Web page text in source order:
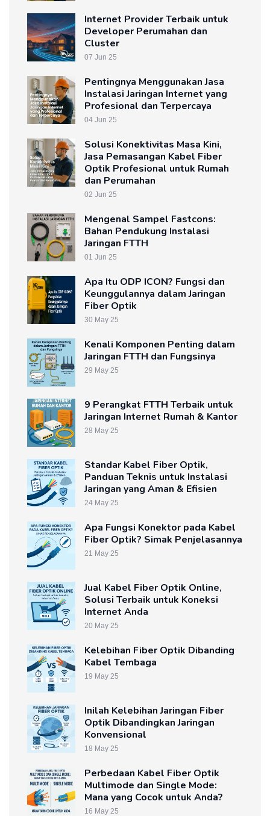
Internet Provider Terbaik untuk
Developer Perumahan dan
Cluster
07 Jun 25
Pentingnya Menggunakan Jasa
Instalasi Jaringan Internet yang
Profesional dan Terpercaya
04 Jun 25
Solusi Konektivitas Masa Kini,
Jasa Pemasangan Kabel Fiber
Optik Profesional untuk Rumah
dan Perumahan
02 Jun 25
Mengenal Sampel Fastcons:
Bahan Pendukung Instalasi
Jaringan FTTH
01 Jun 25
Apa Itu ODP ICON? Fungsi dan
Keunggulannya dalam Jaringan
Fiber Optik
30 May 25
Kenali Komponen Penting dalam
Jaringan FTTH dan Fungsinya
29 May 25
9 Perangkat FTTH Terbaik untuk
Jaringan Internet Rumah & Kantor
28 May 25
Standar Kabel Fiber Optik,
Panduan Teknis untuk Instalasi
Jaringan yang Aman & Efisien
24 May 25
Apa Fungsi Konektor pada Kabel
Fiber Optik? Simak Penjelasannya
21 May 25
Jual Kabel Fiber Optik Online,
Solusi Terbaik untuk Koneksi
Internet Anda
20 May 25
Kelebihan Fiber Optik Dibanding
Kabel Tembaga
19 May 25
Inilah Kelebihan Jaringan Fiber
Optik Dibandingkan Jaringan
Konvensional
18 May 25
Perbedaan Kabel Fiber Optik
Multimode dan Single Mode:
Mana yang Cocok untuk Anda?
16 May 25